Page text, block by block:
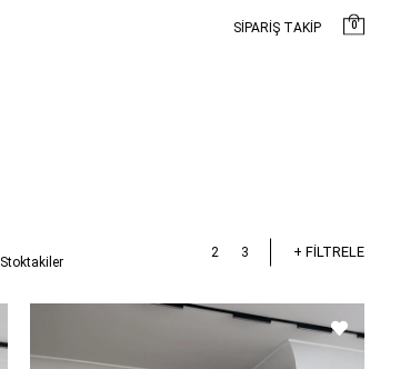
0
SİPARİŞ TAKİP
+ FİLTRELE
Stoktakiler